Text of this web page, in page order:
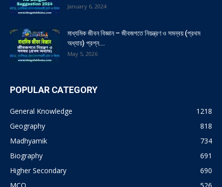
January 6, 2024
মাধ্যমিক জীবন বিজ্ঞান – জীবজগতে নিয়ন্ত্রণ ও সমন্বয় (প্রথম
অধ্যায়) প্রশ্ন...
May 5, 2026
POPULAR CATEGORY
General Knowledge
1218
Geography
818
Madhyamik
734
Biography
691
Higher Secondary
690
MCQ
526